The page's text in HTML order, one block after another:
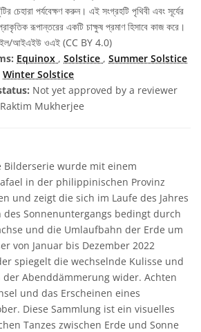
চেহারা পর্যবেক্ষণ করুন। এই সংগ্রহটি পৃথিবী এবং সূর্যের
রূপান্তরের একটি চাক্ষুষ প্রমাণ হিসাবে কাজ করে।
আইএইউ ওএই (CC BY 4.0)
Equinox , Solstice , Summer Solstice
Winter Solstice
Not yet approved by a reviewer
Raktim Mukherjee
Bilderserie wurde mit einem
in der philippinischen Provinz
und zeigt die sich im Laufe des Jahres
Sonnenuntergangs bedingt durch
und die Umlaufbahn der Erde um
von Januar bis Dezember 2022
spiegelt die wechselnde Kulisse und
der Abenddämmerung wider. Achten
und das Erscheinen eines
Diese Sammlung ist ein visuelles
Tanzes zwischen Erde und Sonne